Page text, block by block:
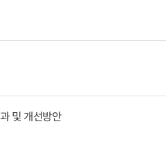
및 개선방안